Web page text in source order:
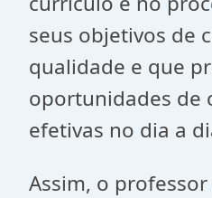
seus objetivos de
qualidade e que
oportunidades de
efetivas no dia a
Assim, o